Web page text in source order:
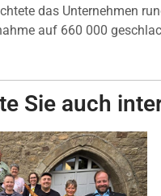
das Unternehmen
auf 660 000
Sie auch